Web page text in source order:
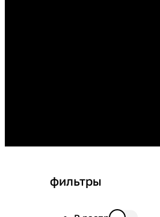
фильтры